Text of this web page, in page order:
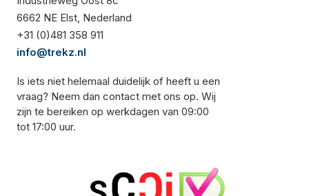
6662 NE Elst, Nederland
+31 (0)481 358 911
info@trekz.nl
Is iets niet helemaal duidelijk of heeft u een
vraag? Neem dan contact met ons op. Wij
zijn te bereiken op werkdagen van 09:00
tot 17:00 uur.